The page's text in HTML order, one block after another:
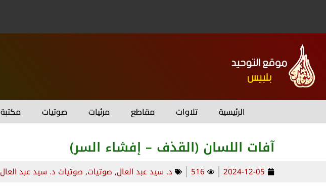
الرئيسية تلاوات مقاطع مرئيات صوتيات مكتبة
آفات اللسان (القذف – إفشاء السر)
2024-12-05
516 د. سيد عبد العال, صوتيات, صوتيات د. سيد عبد العال